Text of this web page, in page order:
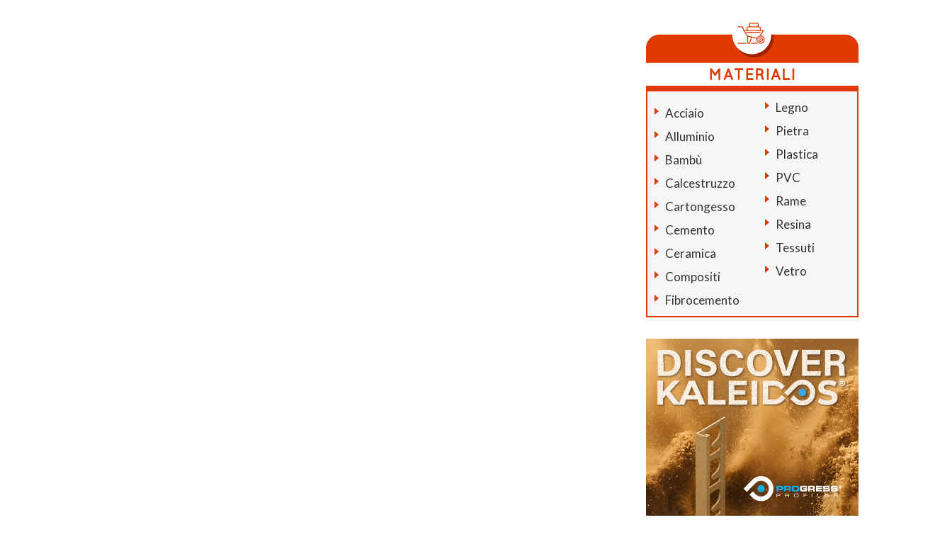
Acciaio
Alluminio
Bambù
Calcestruzzo
Cartongesso
Cemento
Ceramica
Compositi
Fibrocemento
Legno
Pietra
Plastica
PVC
Rame
Resina
Tessuti
Vetro